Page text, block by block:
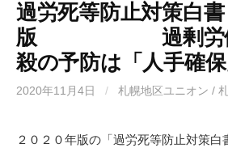
過労死等防止対策白
版 過剰労働
殺の予防は「人手確
2020年11月4日 / 札幌地区ユニオン /
２０２０年版の「過労死等防止対策